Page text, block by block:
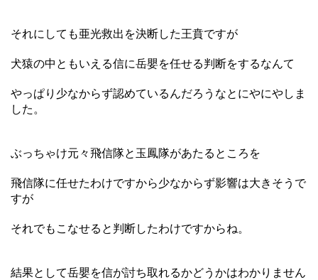
それにしても亜光救出を決断した王賁ですが
犬猿の中ともいえる信に岳嬰を任せる判断をするなんて
やっぱり少なからず認めているんだろうなとにやにやしま
した。
ぶっちゃけ元々飛信隊と玉鳳隊があたるところを
飛信隊に任せたわけですから少なからず影響は大きそうで
すが
それでもこなせると判断したわけですからね。
結果として岳嬰を信が討ち取れるかどうかはわかりません